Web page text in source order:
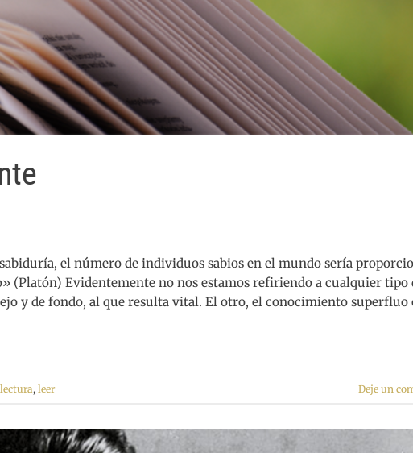
el número de individuos sabios en el mundo sería
(Platón) Evidentemente no nos estamos refiriendo a cualquier tipo
y de fondo, al que resulta vital. El otro, el conocimiento superfluo
lectura, leer Deje un